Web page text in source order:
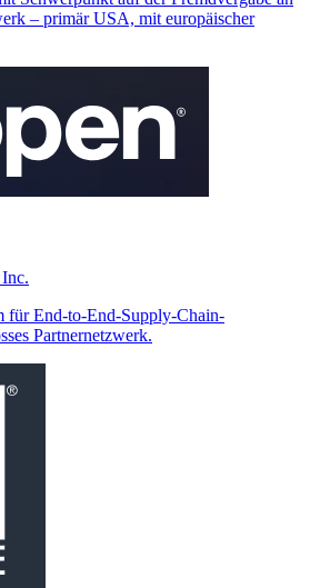
– primär USA, mit europäischer
für End-to-End-Supply-Chain-
Partnernetzwerk.